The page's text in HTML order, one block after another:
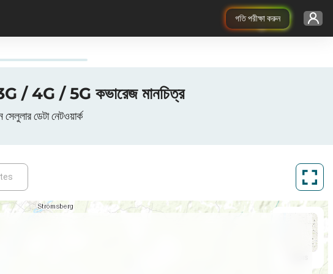
গতি পরীক্ষা করুন
/ 5G কভারেজ মানচিত্র
ডেটা নেটওয়ার্ক